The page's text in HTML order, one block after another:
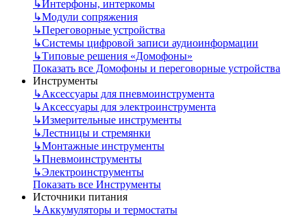
↳Интерфоны, интеркомы
↳Модули сопряжения
↳Переговорные устройства
↳Системы цифровой записи аудиоинформации
↳Типовые решения «Домофоны»
Показать все Домофоны и переговорные устройства
Инструменты
↳Аксессуары для пневмоинструмента
↳Аксессуары для электроинструмента
↳Измерительные инструменты
↳Лестницы и стремянки
↳Монтажные инструменты
↳Пневмоинструменты
↳Электроинструменты
Показать все Инструменты
Источники питания
↳Аккумуляторы и термостаты